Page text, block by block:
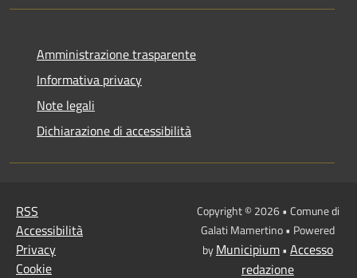
Amministrazione trasparente
Informativa privacy
Note legali
Dichiarazione di accessibilità
RSS
Accessibilità
Privacy
Cookie
Copyright © 2026 • Comune di
Galati Mamertino • Powered
byMunicipium• Accesso
redazione